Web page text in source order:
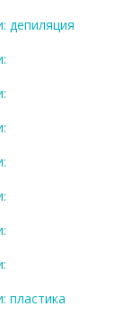
депиляция
пластика